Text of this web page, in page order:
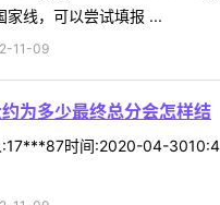
家线，可以尝试填报 ...
11-09
为多少最终总分会怎样结
时间:2020-04-